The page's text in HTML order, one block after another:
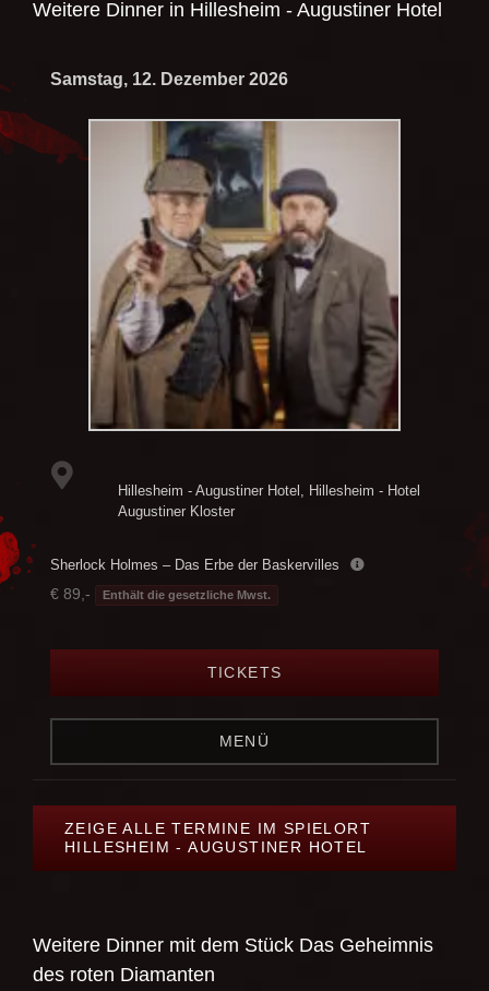
Weitere Dinner in Hillesheim - Augustiner Hotel
Samstag, 12. Dezember 2026
Hillesheim - Augustiner Hotel , Hillesheim - Hotel
Augustiner Kloster
Sherlock Holmes – Das Erbe der Baskervilles
€ 89,- Enthält die gesetzliche Mwst.
TICKETS
MENÜ
ZEIGE ALLE TERMINE IM SPIELORT
HILLESHEIM - AUGUSTINER HOTEL
Weitere Dinner mit dem Stück Das Geheimnis
des roten Diamanten